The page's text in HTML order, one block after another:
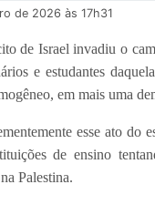
de 2026 às 17h31
de Israel invadiu o
e estudantes
em mais uma
esse ato do
de ensino
Palestina.